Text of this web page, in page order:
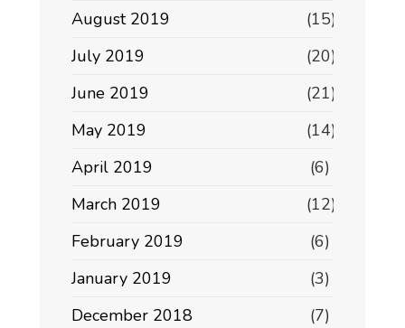
August 2019
(15)
July 2019
(20)
June 2019
(21)
May 2019
(14)
April 2019
(6)
March 2019
(12)
February 2019
(6)
January 2019
(3)
December 2018
(7)